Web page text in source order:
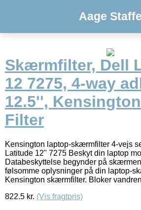
Aage Staffe
Skærmfilter, Dell
12 7275, 4-way
12.5'',
Filter
Kensington laptop-skærmfilter 4-vejs
Latitude 12" 7275 Beskyt din laptop
Databeskyttelse begynder på
følsomme oplysninger på din laptop-
Kensington skærmfilter. Bloker
822.5 kr. (Vis fragtpris)